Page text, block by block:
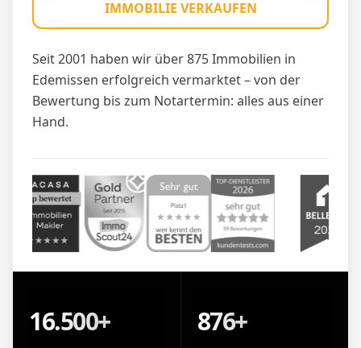
Seit 2001 haben wir über 875 Immobilien in
Edemissen erfolgreich vermarktet – von der
Bewertung bis zum Notartermin: alles aus einer
Hand.
IMMOBILIE VERKAUFEN
16.500+ 876+